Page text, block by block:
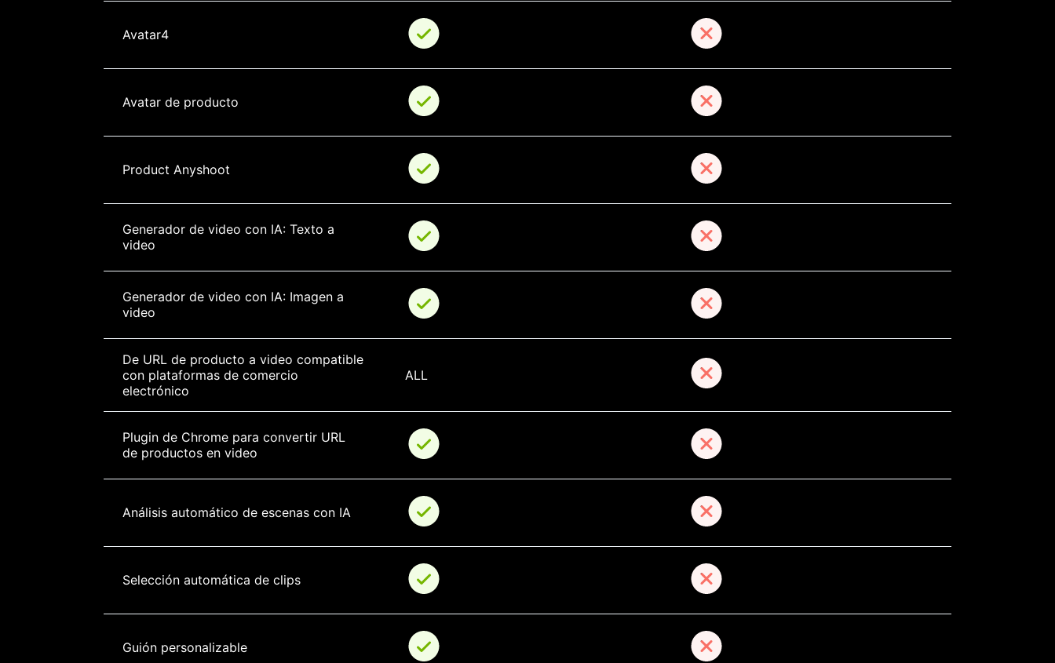
Avatar4
Avatar de producto
Product Anyshoot
Generador de video con IA: Texto a
video
Generador de video con IA: Imagen a
video
De URL de producto a video compatible
con plataformas de comercio
electrónico
ALL
Plugin de Chrome para convertir URL
de productos en video
Análisis automático de escenas con IA
Selección automática de clips
Guión personalizable